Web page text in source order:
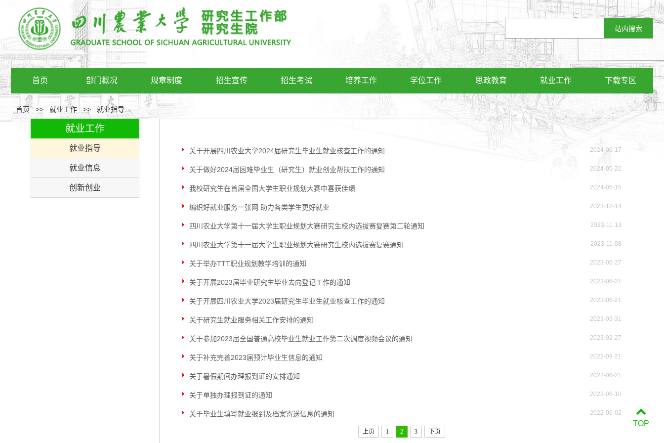
首页 部门概况 规章制度 招生宣传 招生考试 培养工作 学位工作 思政教育 就业工作 下载专区
首页>> 就业工作 >> 就业指导
就业工作
就业指导
就业信息
创新创业
2024-06-17
关于开展四川农业大学2024届研究生毕业生就业核查工作的通知
2024-05-22
关于做好2024届困难毕业生（研究生）就业创业帮扶工作的通知
2024-05-15
我校研究生在首届全国大学生职业规划大赛中喜获佳绩
2023-12-14
编织好就业服务一张网 助力各类学生更好就业
2023-11-13
四川农业大学第十一届大学生职业规划大赛研究生校内选拔赛复赛第二轮通知
2023-11-08
四川农业大学第十一届大学生职业规划大赛研究生校内选拔赛复赛通知
2023-06-27
关于举办TTT职业规划教学培训的通知
2023-06-21
关于开展2023届毕业研究生毕业去向登记工作的通知
2023-06-21
关于开展四川农业大学2023届研究生毕业生就业核查工作的通知
2023-03-31
关于研究生就业服务相关工作安排的通知
2023-02-27
关于参加2023届全国普通高校毕业生就业工作第二次调度视频会议的通知
2022-09-21
关于补充完善2023届预计毕业生信息的通知
2022-06-21
关于暑假期间办理报到证的安排通知
2022-06-10
关于单独办理报到证的通知
2022-06-02
关于毕业生填写就业报到及档案寄送信息的通知
上页 1 2 3 下页
TOP